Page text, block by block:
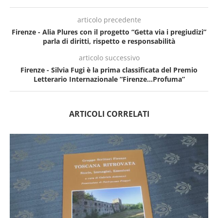
articolo precedente
Firenze - Alia Plures con il progetto “Getta via i pregiudizi”
parla di diritti, rispetto e responsabilità
articolo successivo
Firenze - Silvia Fugi è la prima classificata del Premio
Letterario Internazionale “Firenze…Profuma”
ARTICOLI CORRELATI